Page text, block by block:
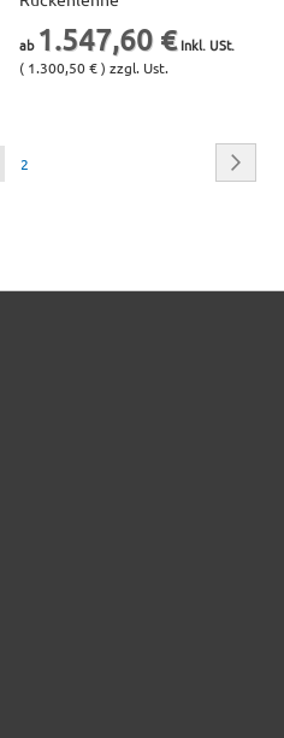
1.547,60 €
( 1.300,50 € ) zzgl. Ust.
Seite
2